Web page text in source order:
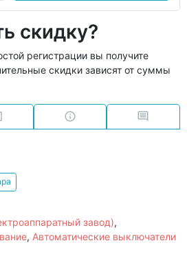
скидку?
регистрации вы получите
скидки зависят от суммы
завод),
, Автоматические выключатели